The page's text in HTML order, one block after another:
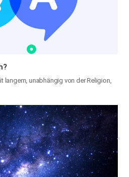
langem, unabhängig von der Religion,